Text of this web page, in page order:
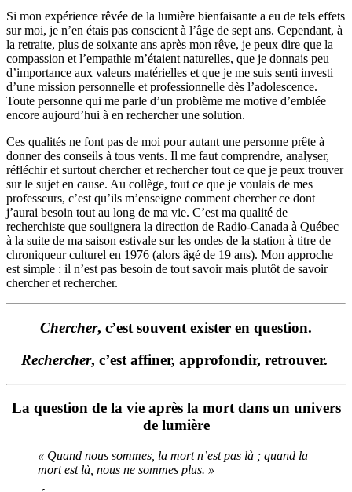
Si mon expérience rêvée de la lumière bienfaisante a eu de tels effets
sur moi, je n’en étais pas conscient à l’âge de sept ans. Cependant, à
la retraite, plus de soixante ans après mon rêve, je peux dire que la
compassion et l’empathie m’étaient naturelles, que je donnais peu
d’importance aux valeurs matérielles et que je me suis senti investi
d’une mission personnelle et professionnelle dès l’adolescence.
Toute personne qui me parle d’un problème me motive d’emblée
encore aujourd’hui à en rechercher une solution.
Ces qualités ne font pas de moi pour autant une personne prête à
donner des conseils à tous vents. Il me faut comprendre, analyser,
réfléchir et surtout chercher et rechercher tout ce que je peux trouver
sur le sujet en cause. Au collège, tout ce que je voulais de mes
professeurs, c’est qu’ils m’enseigne comment chercher ce dont
j’aurai besoin tout au long de ma vie. C’est ma qualité de
recherchiste que soulignera la direction de Radio-Canada à Québec
à la suite de ma saison estivale sur les ondes de la station à titre de
chroniqueur culturel en 1976 (alors âgé de 19 ans). Mon approche
est simple : il n’est pas besoin de tout savoir mais plutôt de savoir
chercher et rechercher.
Chercher, c’est souvent exister en question.
Rechercher, c’est affiner, approfondir, retrouver.
La question de la vie après la mort dans un univers
de lumière
« Quand nous sommes, la mort n’est pas là ; quand la
mort est là, nous ne sommes plus. »